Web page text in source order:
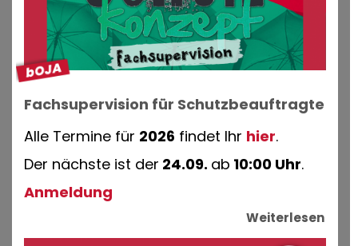
Fachsupervision für Schutzbeauftragte
Alle Termine für 2026 findet Ihr hier.
Der nächste ist der 24.09. ab 10:00 Uhr.
Anmeldung
Weiterlesen